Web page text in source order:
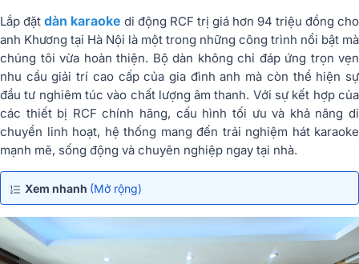
Lắp đặt dàn karaoke di động RCF trị giá hơn 94 triệu đồng cho
anh Khương tại Hà Nội là một trong những công trình nổi bật mà
chúng tôi vừa hoàn thiện. Bộ dàn không chỉ đáp ứng trọn vẹn
nhu cầu giải trí cao cấp của gia đình anh mà còn thể hiện sự
đầu tư nghiêm túc vào chất lượng âm thanh. Với sự kết hợp của
các thiết bị RCF chính hãng, cấu hình tối ưu và khả năng di
chuyển linh hoạt, hệ thống mang đến trải nghiệm hát karaoke
mạnh mẽ, sống động và chuyên nghiệp ngay tại nhà.
Xem nhanh (Mở rộng)